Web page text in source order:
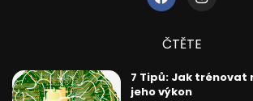
ČTĚTE
7 Tipů: Jak trénovat
jeho výkon